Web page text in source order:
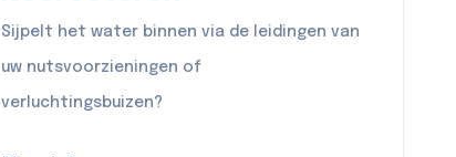
Sijpelt het water binnen via de leidingen van
uw nutsvoorzieningen of
verluchtingsbuizen?